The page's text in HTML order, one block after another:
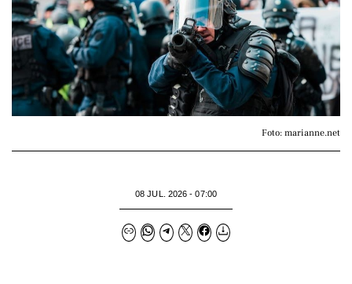
Foto: marianne.net
08 JUL. 2026 - 07:00